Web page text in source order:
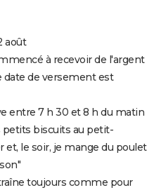
août
à recevoir de l'argent
date de versement est
entre 7 h 30 et 8 h du matin
petits biscuits au petit-
et, le soir, je mange du poulet
toujours comme pour